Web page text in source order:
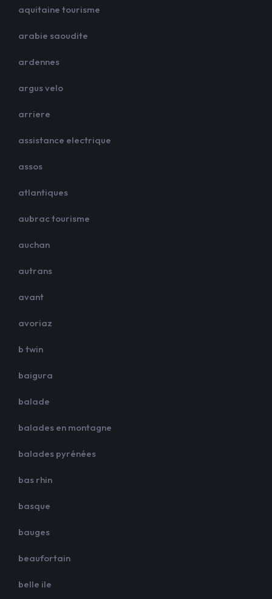
aquitaine tourisme
arabie saoudite
ardennes
argus velo
arriere
assistance electrique
assos
atlantiques
aubrac tourisme
auchan
autrans
avant
avoriaz
b twin
baigura
balade
balades en montagne
balades pyrénées
bas rhin
basque
bauges
beaufortain
belle ile